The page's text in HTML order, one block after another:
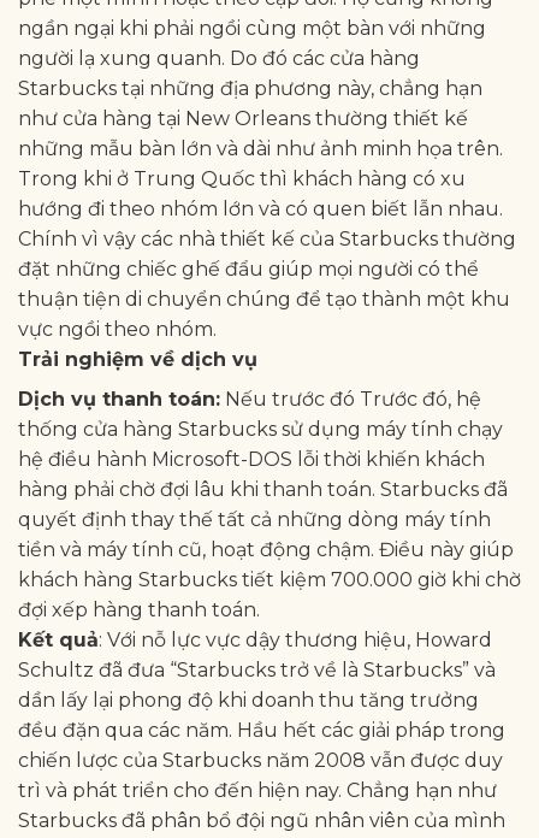
ngần ngại khi phải ngồi cùng một bàn với những
người lạ xung quanh. Do đó các cửa hàng
Starbucks tại những địa phương này, chẳng hạn
như cửa hàng tại New Orleans thường thiết kế
những mẫu bàn lớn và dài như ảnh minh họa trên.
Trong khi ở Trung Quốc thì khách hàng có xu
hướng đi theo nhóm lớn và có quen biết lẫn nhau.
Chính vì vậy các nhà thiết kế của Starbucks thường
đặt những chiếc ghế đẩu giúp mọi người có thể
thuận tiện di chuyển chúng để tạo thành một khu
vực ngồi theo nhóm.
Trải nghiệm về dịch vụ
Dịch vụ thanh toán: Nếu trước đó Trước đó, hệ
thống cửa hàng Starbucks sử dụng máy tính chạy
hệ điều hành Microsoft-DOS lỗi thời khiến khách
hàng phải chờ đợi lâu khi thanh toán. Starbucks đã
quyết định thay thế tất cả những dòng máy tính
tiền và máy tính cũ, hoạt động chậm. Điều này giúp
khách hàng Starbucks tiết kiệm 700.000 giờ khi chờ
đợi xếp hàng thanh toán.
Kết quả: Với nỗ lực vực dậy thương hiệu, Howard
Schultz đã đưa “Starbucks trở về là Starbucks” và
dần lấy lại phong độ khi doanh thu tăng trưởng
đều đặn qua các năm. Hầu hết các giải pháp trong
chiến lược của Starbucks năm 2008 vẫn được duy
trì và phát triển cho đến hiện nay. Chẳng hạn như
Starbucks đã phân bổ đội ngũ nhân viên của mình